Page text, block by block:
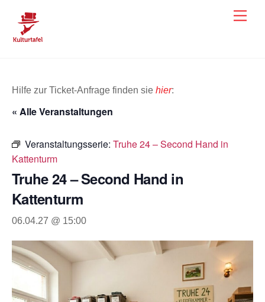
content
Hilfe zur Ticket-Anfrage finden sie hier:
« Alle Veranstaltungen
Veranstaltungsserie: Truhe 24 – Second Hand in
Kattenturm
Truhe 24 – Second Hand in
Kattenturm
06.04.27 @ 15:00